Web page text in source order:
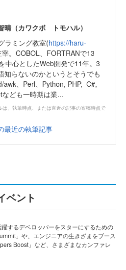
（カワクボ トモハル）
ラミング教室(https://haru-
宰。COBOL、FORTRANで13
中心としたWeb開発で11年。3
知らないのかというとそうでも
awk、Perl、Python, PHP, C#,
ども一時期は業...
は、執筆時点、または直近の記事の寄稿時点で
最近の執筆記事
ベント
するデベロッパーをスターにするための
」や、エンジニアの生きざまをブース
Boost」など、さまざまなカンファレ